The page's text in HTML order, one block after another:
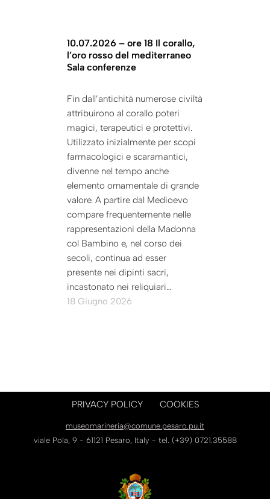
10.07.2026 – ore 18 Il corallo,
l’oro rosso del mediterraneo
Sala conferenze
Fin dall’antichità numerose civiltà
attribuirono al corallo poteri
magici, terapeutici e protettivi.
Utilizzato inizialmente per scopi
farmacologici e scaramantici,
divenne nel tempo anche
elemento ornamentale di grande
valore. A partire dal Medioevo
compare frequentemente nelle
rappresentazioni della Madonna
col Bambino e, nel corso dei
secoli, continua ad esser
presente nei dipinti sacri,
incastonato nei reliquiari…
18 Giugno 2026
PRIVACY POLICY COOKIES
museomarineria@comune.pesaro.pu.it
viale Pola, 9 - 61121 Pesaro, Italy - tel. (+39) 0721.35588